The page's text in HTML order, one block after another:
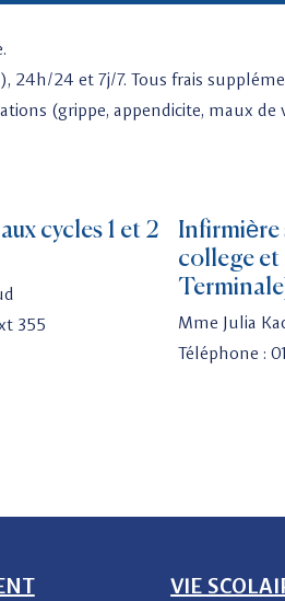
24h/24 et 7j/7. Tous frais
(grippe, appendicite, maux de
cycles 1 et 2
355
Infirmière
college et
Mme Julia
Téléphone :
VIE